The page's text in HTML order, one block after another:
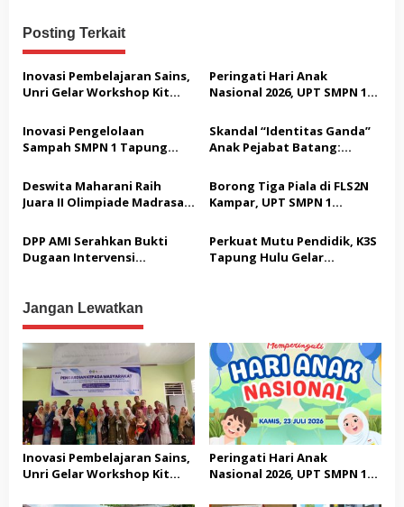
s
i
p
s
Posting Terkait
Inovasi Pembelajaran Sains,
Unri Gelar Workshop Kit
UPT SMPN I Tapung Hulu
Peringati Hari Anak
Nasional 2026, UPT SMPN 1
Komitmen Sekolah Ramah
Anak
Inovasi Pengelolaan
Sampah SMPN 1 Tapung
Insektisida Ramah
Lingkungan
Skandal “Identitas Ganda”
Anak Pejabat Batang:
Melawan Gurita Pengaruh
Birokrasi
Deswita Maharani Raih
Juara II Olimpiade Madrasah
Borong Tiga Piala di FLS2N
Kampar, UPT SMPN 1
Tingkat Provinsi
DPP AMI Serahkan Bukti
Dugaan Intervensi
Perkuat Mutu Pendidik, K3S
Tapung Hulu Gelar
Jangan Lewatkan
Inovasi Pembelajaran Sains,
Unri Gelar Workshop Kit
Peringati Hari Anak
Nasional 2026, UPT SMPN 1